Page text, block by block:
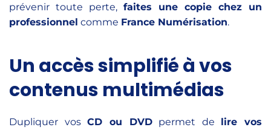
prévenir toute perte, faites une copie chez un
professionnel comme France Numérisation.
Un accès simplifié à vos
contenus multimédias
Dupliquer vosCD ou DVDpermet de lire vos